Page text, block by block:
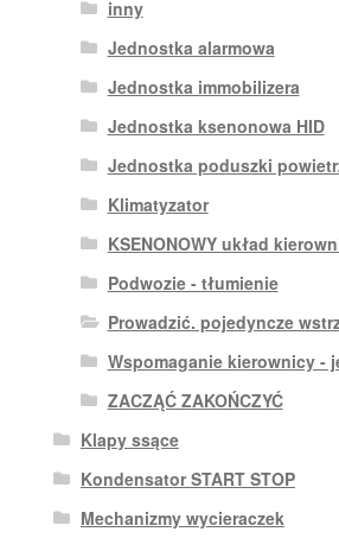
inny
Jednostka alarmowa
Jednostka immobilizera
Jednostka ksenonowa HID
Jednostka poduszki
Klimatyzator
KSENONOWY układ
Podwozie - tłumienie
Prowadzić. pojedyncze
Wspomaganie kierownicy -
ZACZĄĆ ZAKOŃCZYĆ
Klapy ssące
Kondensator START STOP
Mechanizmy wycieraczek